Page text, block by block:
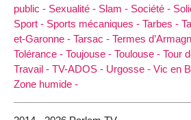
public - Sexualité - Slam - Société -
Sport - Sports mécaniques - Tarbes -
et-Garonne - Tarsac - Termes
Tolérance - Toujouse - Toulouse - Tour
Travail - TV-ADOS - Urgosse - Vic en
Zone humide -